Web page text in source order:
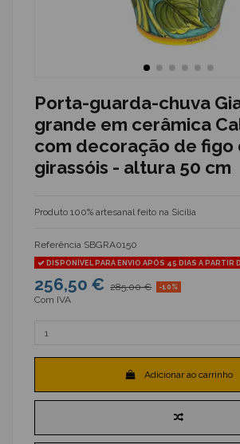
Porta-guarda-chuva
grande em cerâmica
com decoração de figo
girassóis - altura 50 cm
Produto 100% artesanal feito na Sicília
Referência SBGRA0150
DISPONÍVEL PARA ENVIO APÓS 45 DIAS A PARTIR
256,50 € 285,00 € -10%
Com IVA
Adicionar ao carrinho